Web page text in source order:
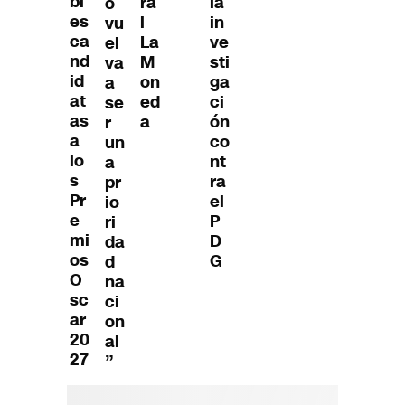
es
ca
nd
id
at
as
a
lo
s
Pr
e
mi
os
O
sc
ar
20
27
vu
el
va
a
se
r
un
a
pr
io
ri
da
d
na
ci
on
al
”
l
La
M
on
ed
a
in
ve
sti
ga
ci
ón
co
nt
ra
el
P
D
G